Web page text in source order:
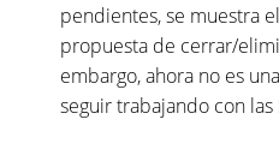
pendientes, se muestra
propuesta de cerrar/
embargo, ahora no es
seguir trabajando con las